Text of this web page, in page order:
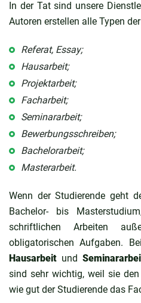
In der Tat sind unsere
Autoren erstellen alle Typen
Referat, Essay;
Hausarbeit;
Projektarbeit;
Facharbeit;
Seminararbeit;
Bewerbungsschreiben;
Bachelorarbeit;
Masterarbeit.
Wenn der Studierende geht
Bachelor- bis
schriftlichen Arbeiten
obligatorischen Aufgaben.
Hausarbeit und
sind sehr wichtig, weil sie
wie gut der Studierende das